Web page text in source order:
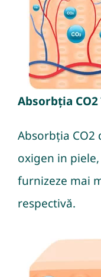
Absorbția
Absorbția CO2
oxigen in
furnizeze mai
respectivă.